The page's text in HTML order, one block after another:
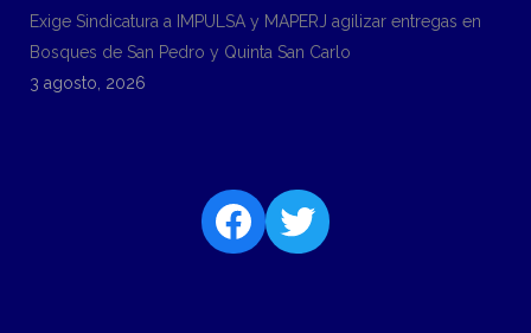
Exige Sindicatura a IMPULSA y MAPERJ agilizar entregas en
Bosques de San Pedro y Quinta San Carlo
3 agosto, 2026